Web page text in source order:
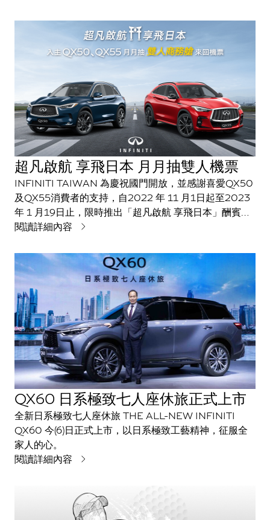
超凡啟航 享飛日本 月月抽雙人機票
INFINITI TAIWAN 為慶祝國門開放，並感謝喜愛QX50
及QX55消費者的支持，自2022 年 11 月1日起至2023
年 1 月19日止，限時推出「超凡啟航 享飛日本」酬賓專
案，凡於活動期間入主QX50或QX55，即可獲得月月抽
閱讀詳細內容
QX60 日系極致七人座休旅正式上市
全新日系極致七人座休旅 THE ALL-NEW INFINITI
QX60 今(6)日正式上市，以日系極致工藝精神，征服全
家人的心。
閱讀詳細內容